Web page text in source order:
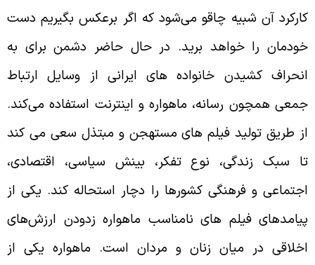
آن شبیه چاقو می‌‌شود که اگر برعکس بگیریم دست
را خواهد برید. در حال حاضر دشمن برای به
کشیدن خانواده‌ های ایرانی از وسایل ارتباط
همچون رسانه، ماهواره و اینترنت استفاده می‌‌کند.
طریق تولید فیلم های مستهجن و مبتذل سعی می‌ کند
سبک زندگی، نوع تفکر، بینش سیاسی، اقتصادی،
و فرهنگی کشورها را دچار استحاله کند. یکی از
فیلم های نامناسب ماهواره زدودن ارزش‌های
در میان زنان و مردان است. ماهواره یکی از